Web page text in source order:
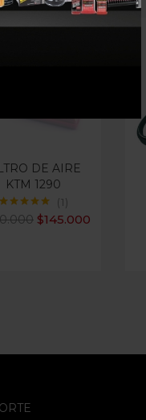
DE AIRE
KTM 1290
con
de 5
1
$145.000